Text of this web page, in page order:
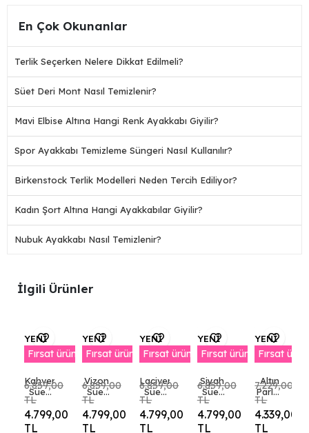
En Çok Okunanlar
Terlik Seçerken Nelere Dikkat Edilmeli?
Süet Deri Mont Nasıl Temizlenir?
Mavi Elbise Altına Hangi Renk Ayakkabı Giyilir?
Spor Ayakkabı Temizleme Süngeri Nasıl Kullanılır?
Birkenstock Terlik Modelleri Neden Tercih Ediliyor?
Kadın Şort Altına Hangi Ayakkabılar Giyilir?
Nubuk Ayakkabı Nasıl Temizlenir?
İlgili Ürünler
YENİ
Fırsat ürünü
Kahverengi
Süet
Kadın
Klasik
Ayakkabı
6.859,00
TL
4.799,00
TL
%30
YENİ
Fırsat ürünü
Vizon
Süet
Kadın
Klasik
Ayakkabı
6.859,00
TL
4.799,00
TL
%30
YENİ
Fırsat ürünü
Lacivert
Süet
Kadın
Klasik
Ayakkabı
6.859,00
TL
4.799,00
TL
%30
YENİ
Fırsat ürünü
Siyah
Süet
Kadın
Klasik
Ayakkabı
6.859,00
TL
4.799,00
TL
%30
YENİ
Fırsat
Altın
Parlak
Deri
Kadın
Dolgu
7.229,00
TL
4.339,00
TL